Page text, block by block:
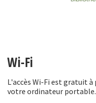
Wi-Fi
L'accès Wi-Fi est gratuit
votre ordinateur portable.